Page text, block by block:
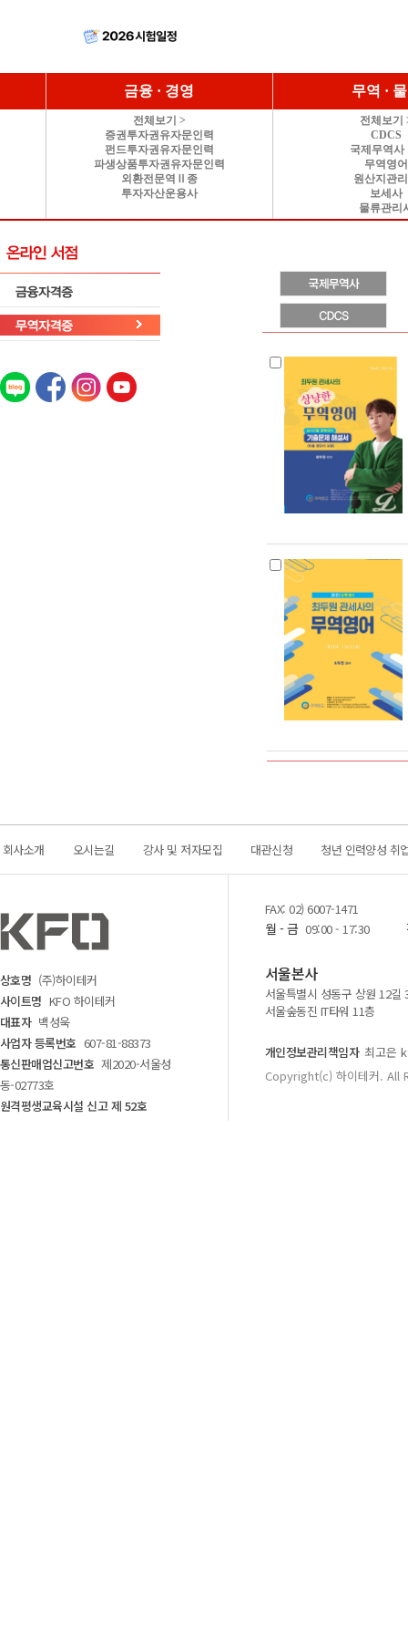
금융 · 경영
전체보기 >
증권투자권유자문인력
펀드투자권유자문인력
파생상품투자권유자문인력
외환전문역Ⅱ종
투자자산운용사
무역 ·
전체보기
CDCS
국제무역사
무역영어
원산지관
보세사
물류관리
회사소개 오시는길 강사 및 저자모집 대관신청 청년 인력양성 취
상호명 (주)하이테커
사이트명 KFO 하이테커
대표자 백성욱
사업자 등록번호 607-81-88373
통신판매업신고번호 제2020-서울성
동-02773호
원격평생교육시설 신고 제 52호
FAX: 02) 6007-1471
월 - 금 09:00 - 17:30
서울본사
서울특별시 성동구 상원 12길
서울숲동진 IT타워 11층
개인정보관리책임자 최고은
Copyright(c) 하이테커.